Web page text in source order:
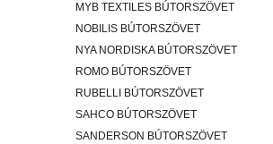
MYB TEXTILES BÚTORSZÖVET
NOBILIS BÚTORSZÖVET
NYA NORDISKA BÚTORSZÖVET
ROMO BÚTORSZÖVET
RUBELLI BÚTORSZÖVET
SAHCO BÚTORSZÖVET
SANDERSON BÚTORSZÖVET